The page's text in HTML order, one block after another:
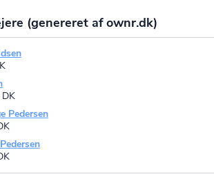
(genereret af ownr.dk)
Pedersen